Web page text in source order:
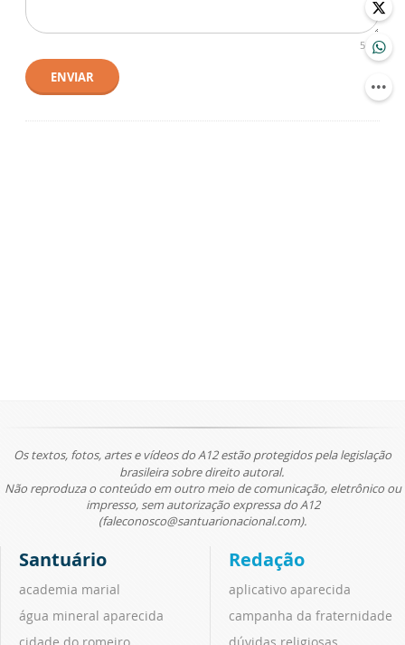
500
ENVIAR
Os textos, fotos, artes e vídeos do A12 estão protegidos pela legislação
brasileira sobre direito autoral.
Não reproduza o conteúdo em outro meio de comunicação, eletrônico ou
impresso, sem autorização expressa do A12
(faleconosco@santuarionacional.com).
Santuário
academia marial
água mineral aparecida
cidade do romeiro
Redação
aplicativo aparecida
campanha da fraternidade
dúvidas religiosas